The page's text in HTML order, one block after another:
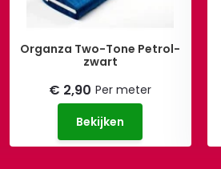
Organza Two-Tone Petrol-
zwart
€ 2,90 Per meter
Bekijken